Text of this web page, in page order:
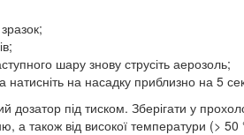
шару знову струсіть аерозоль;
натисніть на насадку приблизно на 5
дозатор під тиском. Зберігати у
а також від високої температури (>